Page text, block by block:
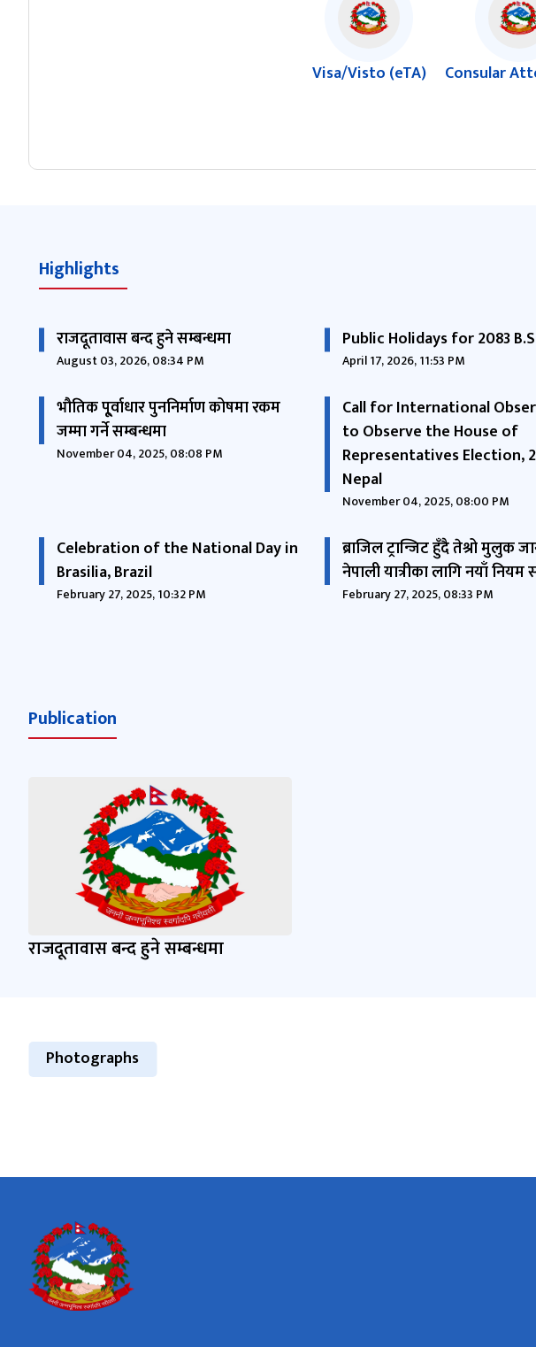
Visa/Visto (eTA) Consular
Highlights
राजदूतावास बन्द हुने सम्बन्धमा
August 03, 2026, 08:34 PM
Public Holidays for 2083
April 17, 2026, 11:53 PM
भौतिक पू्र्वाधार पुननिर्माण कोषमा रकम
जम्मा गर्ने सम्बन्धमा
November 04, 2025, 08:08 PM
Call for International
to Observe the House of
Representatives Election,
Nepal
November 04, 2025, 08:00 PM
Celebration of the National Day in
Brasilia, Brazil
February 27, 2025, 10:32 PM
ब्राजिल ट्रान्जिट हुँदै तेश्रो मुलुक
नेपाली यात्रीका लागि नयाँ नियम
February 27, 2025, 08:33 PM
Publication
राजदूतावास बन्द हुने सम्बन्धमा
Photographs